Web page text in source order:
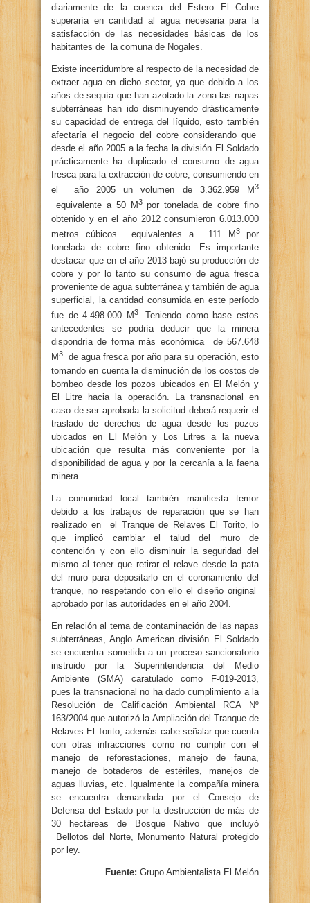
diariamente de la cuenca del Estero El Cobre
superaría en cantidad al agua necesaria para la
satisfacción de las necesidades básicas de los
habitantes de la comuna de Nogales.
Existe incertidumbre al respecto de la necesidad de
extraer agua en dicho sector, ya que debido a los
años de sequía que han azotado la zona las napas
subterráneas han ido disminuyendo drásticamente
su capacidad de entrega del líquido, esto también
afectaría el negocio del cobre considerando que
desde el año 2005 a la fecha la división El Soldado
prácticamente ha duplicado el consumo de agua
fresca para la extracción de cobre, consumiendo en
el año 2005 un volumen de 3.362.959 M3
equivalente a 50 M3 por tonelada de cobre fino
obtenido y en el año 2012 consumieron 6.013.000
metros cúbicos equivalentes a 111 M3 por
tonelada de cobre fino obtenido. Es importante
destacar que en el año 2013 bajó su producción de
cobre y por lo tanto su consumo de agua fresca
proveniente de agua subterránea y también de agua
superficial, la cantidad consumida en este período
fue de 4.498.000 M3.Teniendo como base estos
antecedentes se podría deducir que la minera
dispondría de forma más económica de 567.648
M3
de agua fresca por año para su operación, esto
tomando en cuenta la disminución de los costos de
bombeo desde los pozos ubicados en El Melón y
El Litre hacia la operación. La transnacional en
caso de ser aprobada la solicitud deberá requerir el
traslado de derechos de agua desde los pozos
ubicados en El Melón y Los Litres a la nueva
ubicación que resulta más conveniente por la
disponibilidad de agua y por la cercanía a la faena
minera.
La comunidad local también manifiesta temor
debido a los trabajos de reparación que se han
realizado en el Tranque de Relaves El Torito, lo
que implicó cambiar el talud del muro de
contención y con ello disminuir la seguridad del
mismo al tener que retirar el relave desde la pata
del muro para depositarlo en el coronamiento del
tranque, no respetando con ello el diseño original
aprobado por las autoridades en el año 2004.
En relación al tema de contaminación de las napas
subterráneas, Anglo American división El Soldado
se encuentra sometida a un proceso sancionatorio
instruido por la Superintendencia del Medio
Ambiente (SMA) caratulado como F-019-2013,
pues la transnacional no ha dado cumplimiento a la
Resolución de Calificación Ambiental RCA Nº
163/2004 que autorizó la Ampliación del Tranque de
Relaves El Torito, además cabe señalar que cuenta
con otras infracciones como no cumplir con el
manejo de reforestaciones, manejo de fauna,
manejo de botaderos de estériles, manejos de
aguas lluvias, etc. Igualmente la compañía minera
se encuentra demandada por el Consejo de
Defensa del Estado por la destrucción de más de
30 hectáreas de Bosque Nativo que incluyó
Bellotos del Norte, Monumento Natural protegido
por ley.
Fuente: Grupo Ambientalista El Melón